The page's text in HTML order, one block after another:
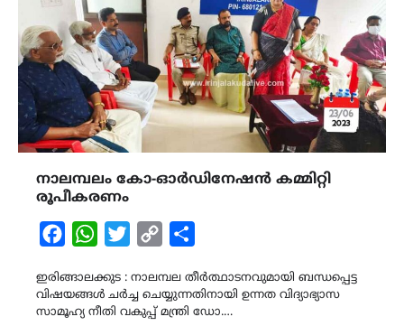
നാലമ്പലം കോ-ഓർഡിനേഷൻ കമ്മിറ്റി
രൂപീകരണം
FacebookWhatsAppTwitterCopy
ഇരിങ്ങാലക്കുട : നാലമ്പല തീർത്ഥാടനവുമായി ബന്ധപ്പെട്ട
വിഷയങ്ങൾ ചർച്ച ചെയ്യുന്നതിനായി ഉന്നത വിദ്യാഭ്യാസ
സാമൂഹ്യ നീതി വകുപ്പ് മന്ത്രി ഡോ.…